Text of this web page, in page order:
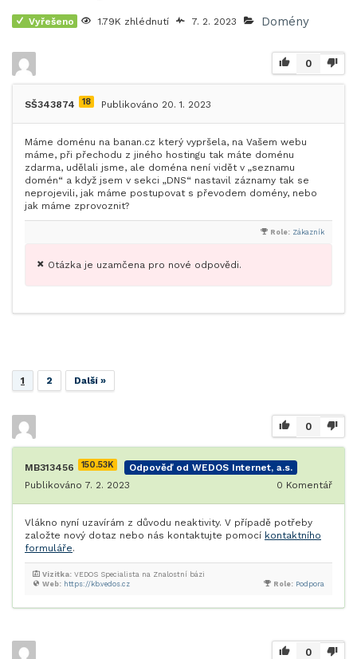
Vyřešeno 1.79K zhlédnutí 7. 2. 2023 Domény
0
SŠ343874 18 Publikováno 20. 1. 2023
Máme doménu na banan.cz který vypršela, na Vašem webu
máme, při přechodu z jiného hostingu tak máte doménu
zdarma, udělali jsme, ale doména není vidět v „seznamu
domén“ a když jsem v sekci „DNS“ nastavil záznamy tak se
neprojevili, jak máme postupovat s převodem domény, nebo
jak máme zprovoznit?
Role: Zákazník
Otázka je uzamčena pro nové odpovědi.
1 2 Další »
0
MB313456 150.53K
Odpověď od WEDOS Internet, a.s.
Publikováno 7. 2. 2023
0 Komentář
Vlákno nyní uzavírám z důvodu neaktivity. V případě potřeby
založte nový dotaz nebo nás kontaktujte pomocí kontaktního
formuláře.
Role: Podpora
Web: https://kb.vedos.cz
Vizitka: VEDOS Specialista na Znalostní bázi
0